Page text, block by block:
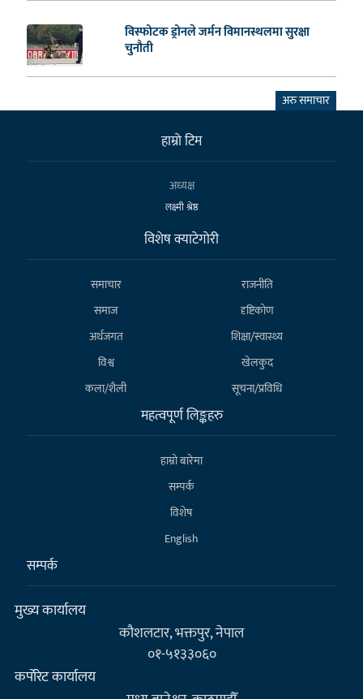
विस्फोटक ड्रोनले जर्मन विमानस्थलमा सुरक्षा
चुनौती
अरु समाचार
हाम्राे टिम
अध्यक्ष
लक्ष्मी श्रेष्ठ
विशेष क्याटेगाेरी
समाचार
राजनीति
समाज
दृष्टिकोण
अर्थजगत
शिक्षा/स्वास्थ्य
विश्व
खेलकुद
कला/शैली
सूचना/प्रविधि
महत्वपूर्ण लिङ्कहरु
हाम्राे बारेमा
सम्पर्क
विशेष
English
सम्पर्क
मुख्य कार्यालय
कौशलटार, भक्तपुर, नेपाल
०१-५१३३०६०
कर्पाेरेट कार्यालय